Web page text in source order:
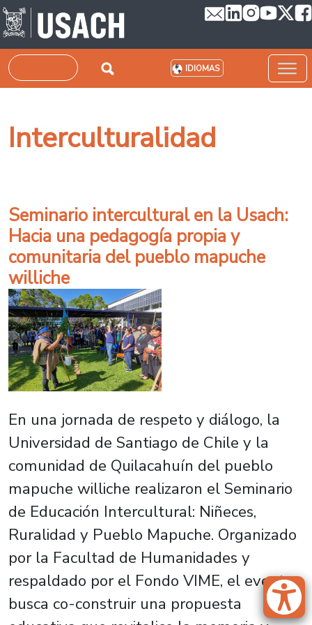
Pasar al contenido principal
Buscar IDIOMAS
Interculturalidad
Seminario intercultural en la Usach:
Hacia una pedagogía propia y
comunitaria del pueblo mapuche
williche
En una jornada de respeto y diálogo, la
Universidad de Santiago de Chile y la
comunidad de Quilacahuín del pueblo
mapuche williche realizaron el Seminario
de Educación Intercultural: Niñeces,
Ruralidad y Pueblo Mapuche. Organizado
por la Facultad de Humanidades y
respaldado por el Fondo VIME, el evento
busca co-construir una propuesta